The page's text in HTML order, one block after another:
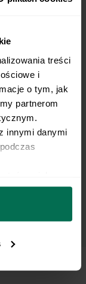
treści
i
o tym, jak
partnerom
innymi danymi
moich